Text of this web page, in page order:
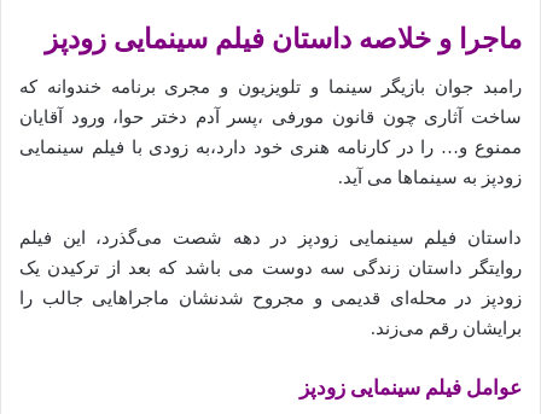
ماجرا و خلاصه داستان فیلم سینمایی زودپز
رامبد جوان بازیگر سینما و تلویزیون و مجری برنامه خندوانه که
ساخت آثاری چون قانون مورفی ،پسر آدم دختر حوا، ورود آقایان
ممنوع و… را در کارنامه هنری خود دارد،به زودی با فیلم سینمایی
زودپز به سینماها می آید.
داستان فیلم سینمایی زودپز در دهه شصت می‌گذرد، این فیلم
روایتگر داستان زندگی سه دوست می باشد که بعد از ترکیدن یک
زودپز در محله‌ای قدیمی و مجروح شدنشان ماجرا‌هایی جالب را
برایشان رقم می‌زند.
عوامل فیلم سینمایی زودپز